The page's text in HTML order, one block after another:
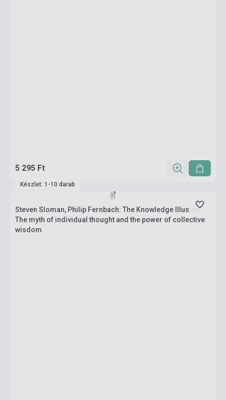
5 295 Ft
Készlet: 1-10 darab
Steven Sloman, Philip Fernbach: The Knowledge Illusion:
The myth of individual thought and the power of collective
wisdom